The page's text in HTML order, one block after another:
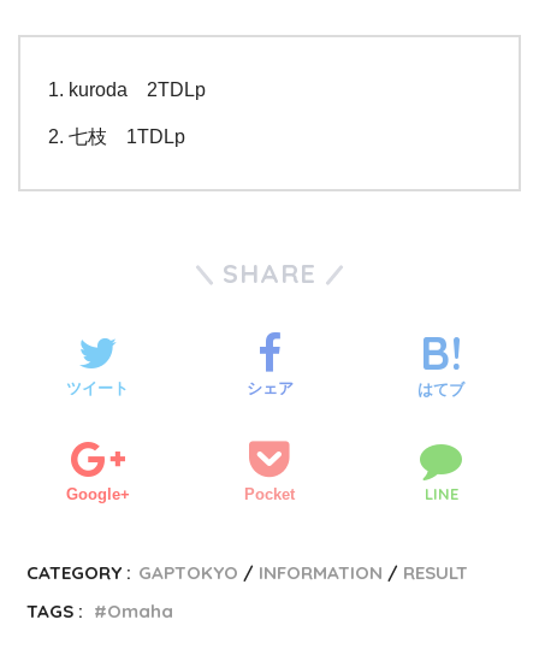
kuroda 2TDLp
七枝 1TDLp
SHARE
ツイート シェア はてブ
Google+ Pocket LINE
CATEGORY : GAPTOKYO INFORMATION
RESULT
TAGS :
Omaha